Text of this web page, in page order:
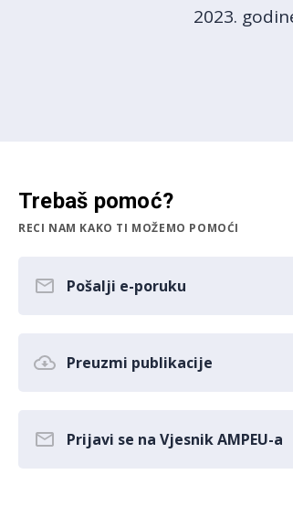
2023.
Trebaš pomoć?
RECI NAM KAKO TI MOŽEMO POMOĆI
Pošalji e-poruku
Preuzmi publikacije
Prijavi se na Vjesnik AMPEU-a